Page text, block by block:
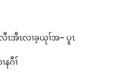
အီၤ​လၢ​ခ့ယုၢ်​အ~ပူၤ
နဂီၢ်